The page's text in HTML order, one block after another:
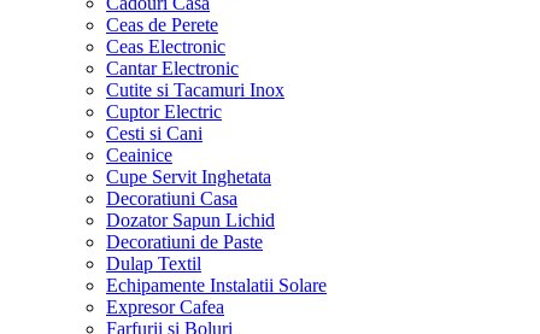
Ceas de Perete
Ceas Electronic
Cantar Electronic
Cutite si Tacamuri Inox
Cuptor Electric
Cesti si Cani
Ceainice
Cupe Servit Inghetata
Decoratiuni Casa
Dozator Sapun Lichid
Decoratiuni de Paste
Dulap Textil
Echipamente Instalatii Solare
Expresor Cafea
Farfurii si Boluri